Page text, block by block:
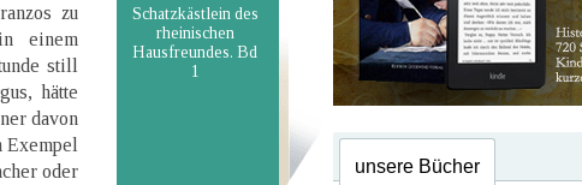
zu
einem
still
hätte
davon
Exempel
oder
Schatzkästlein des
rheinischen
Hausfreundes. Bd
1
unsere Bücher